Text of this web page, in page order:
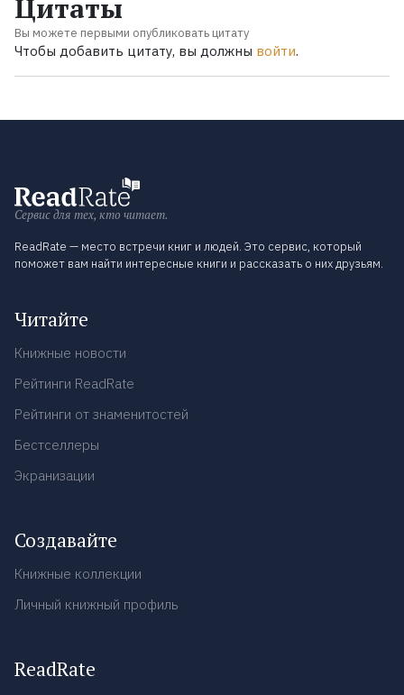
Цитаты
Вы можете первыми опубликовать цитату
Чтобы добавить цитату, вы должны войти.
Сервис для тех, кто читает.
ReadRate — место встречи книг и людей. Это сервис, который
поможет вам найти интересные книги и рассказать о них друзьям.
Читайте
Книжные новости
Рейтинги ReadRate
Рейтинги от знаменитостей
Бестселлеры
Экранизации
Создавайте
Книжные коллекции
Личный книжный профиль
ReadRate